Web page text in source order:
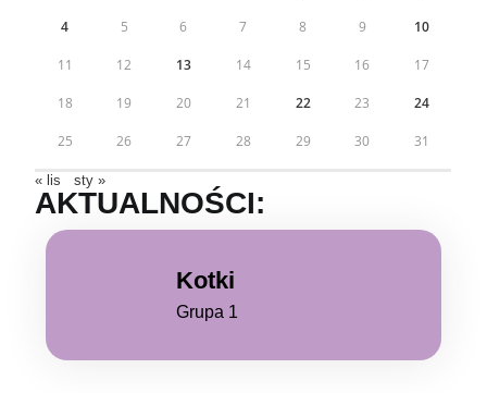
4 5 6 7 8 9 10
11 12 13 14 15 16 17
18 19 20 21 22 23 24
25 26 27 28 29 30 31
« lis sty »
AKTUALNOŚCI:
Kotki
Grupa 1